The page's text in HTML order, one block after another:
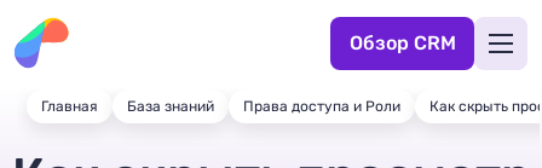
Обзор CRM
Главная База знаний Права доступа и Роли Как скрыть